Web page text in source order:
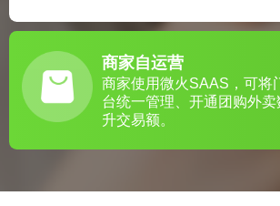
商家自运营
商家使用微火SAAS，可将
台统一管理、开通团购外
升交易额。